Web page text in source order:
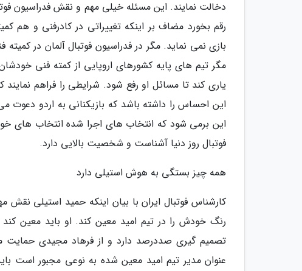
دخالت نمایند. این مسئله خیلی مهم و نقش فدراسیون
رقم بخورد مضاف بر اینکه تغییراتی در کادرفنی و هم
بازی نمی نماید. مگر در فدراسیون فوتبال آلمان در
مگر تیم های پایه کشورهای اروپایی از کمته فنی
یاری کند تا مسائل او رفع شود. شرایطی را فراهم
این احساس را داشته باشد که بازیکنانی به اردو
این برمی شود که انتخاب های اجرا شده انتخاب های
فوتبال روز دنیا آشناست و شخصیت بالایی دارد.
همه چیز بستگی به هوش استیلی دارد
کارشناس فوتبال ایران با بیان اینکه حمید استیلی نقش
رنگ خودش را در تیم امید معین کند. او باید معین
تصمیم گیری صددرصد دارد و از فرهاد مجیدی حمایت
عنوان مدیر تیم امید معین شده به نوعی مجبور است